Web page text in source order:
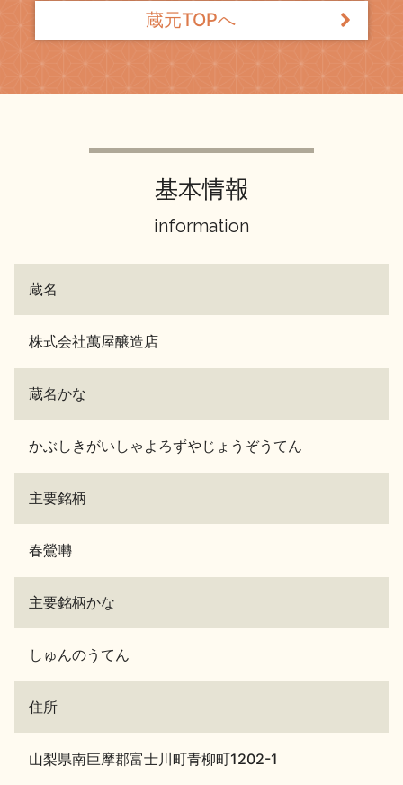
蔵元TOPへ
基本情報
information
蔵名
株式会社萬屋醸造店
蔵名かな
かぶしきがいしゃよろずやじょうぞうてん
主要銘柄
春鶯囀
主要銘柄かな
しゅんのうてん
住所
山梨県南巨摩郡富士川町青柳町1202-1